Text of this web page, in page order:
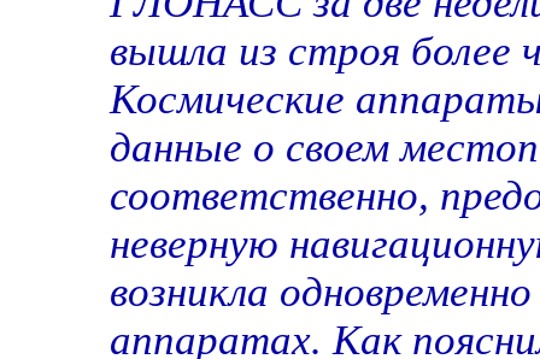
вышла из строя более
Космические
данные о своем
соответственно,
неверную
возникла
аппаратах. Как